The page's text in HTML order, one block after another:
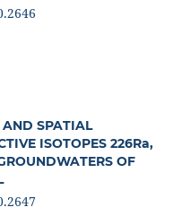
AND SPATIAL
ISOTOPES 226Ra,
OF